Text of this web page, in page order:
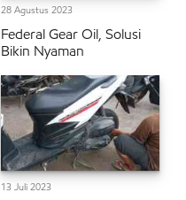
28 Agustus 2023
Federal Gear Oil, Solusi
Bikin Nyaman
13 Juli 2023